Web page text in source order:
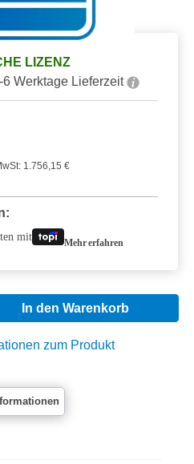
LIZENZ
Werktage Lieferzeit
1.756,15 €
mit Mehr erfahren
den gewünschten
In den Warenkorb
zum Produkt